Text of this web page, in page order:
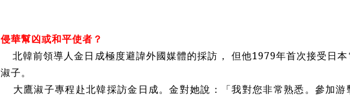
侵華幫凶或和平使者？
北韓前領導人金日成極度避諱外國媒體的採訪， 但他1979年首次接受日
淑子。
大鷹淑子專程赴北韓採訪金日成。金對她說：「我對您非常熟悉。參加游